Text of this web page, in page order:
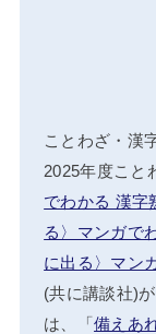
ことわざ・漢
2025年度こと
でわかる 漢字
る〉マンガで
に出る〉マン
(共に講談社)
は、「備えあ